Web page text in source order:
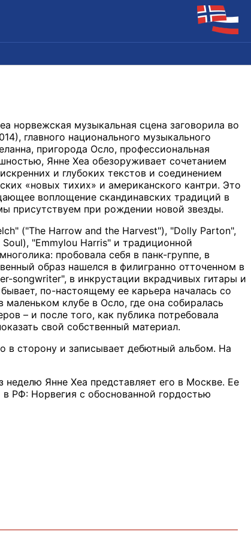
норвежская музыкальная сцена заговорила во
главного национального музыкального
пригорода Осло, профессиональная
Янне Хеа обезоруживает сочетанием
и глубоких текстов и соединением
«новых тихих» и американского кантри. Это
воплощение скандинавских традиций в
присутствуем при рождении новой звезды.
("The Harrow and the Harvest"), "Dolly Parton",
"Emmylou Harris" и традиционной
пробовала себя в панк-группе, в
образ нашелся в филигранно отточенном в
songwriter", в инкрустации вкрадчивых гитары и
по-настоящему ее карьера началась со
маленьком клубе в Осло, где она собиралась
– и после того, как публика потребовала
свой собственный материал.
в сторону и записывает дебютный альбом. На
Янне Хеа представляет его в Москве. Ее
РФ: Норвегия с обоснованной гордостью